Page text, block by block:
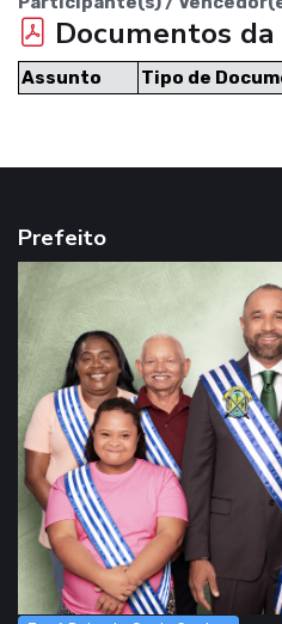
Documentos
Assunto Tipo de
Prefeito